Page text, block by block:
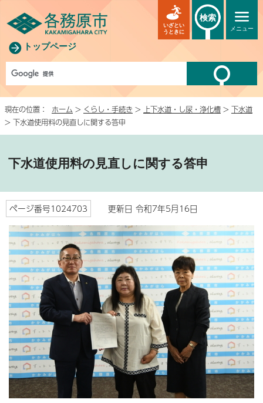
トップページ
メニュー
いざとい
うときに
検索
現在の位置： ホーム > くらし・手続き > 上下水道・し尿・浄化槽 > 下水道
> 下水道使用料の見直しに関する答申
下水道使用料の見直しに関する答申
ページ番号1024703 更新日 令和7年5月16日